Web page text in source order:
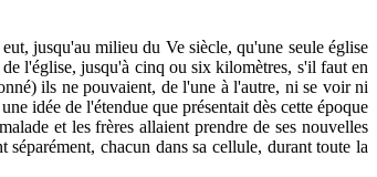
jusqu'au milieu du Ve siècle, qu'une seule église
l'église, jusqu'à cinq ou six kilomètres, s'il faut en
ils ne pouvaient, de l'une à l'autre, ni se voir ni
idée de l'étendue que présentait dès cette époque
et les frères allaient prendre de ses nouvelles
chacun dans sa cellule, durant toute la